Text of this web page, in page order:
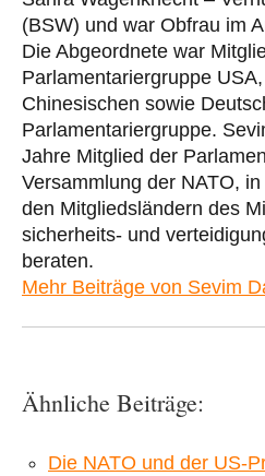
(BSW) und war Obfrau im
Die Abgeordnete war
Parlamentariergruppe
Chinesischen sowie
Parlamentariergruppe.
Jahre Mitglied der
Versammlung der NATO,
den Mitgliedsländern des
sicherheits- und
beraten.
Mehr Beiträge von Sevim
Ähnliche Beiträge:
Die NATO und der US-